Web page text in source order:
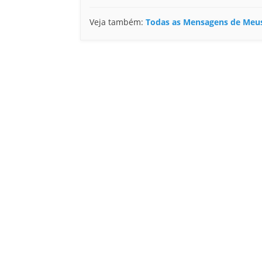
Veja também: Todas as Mensagens de